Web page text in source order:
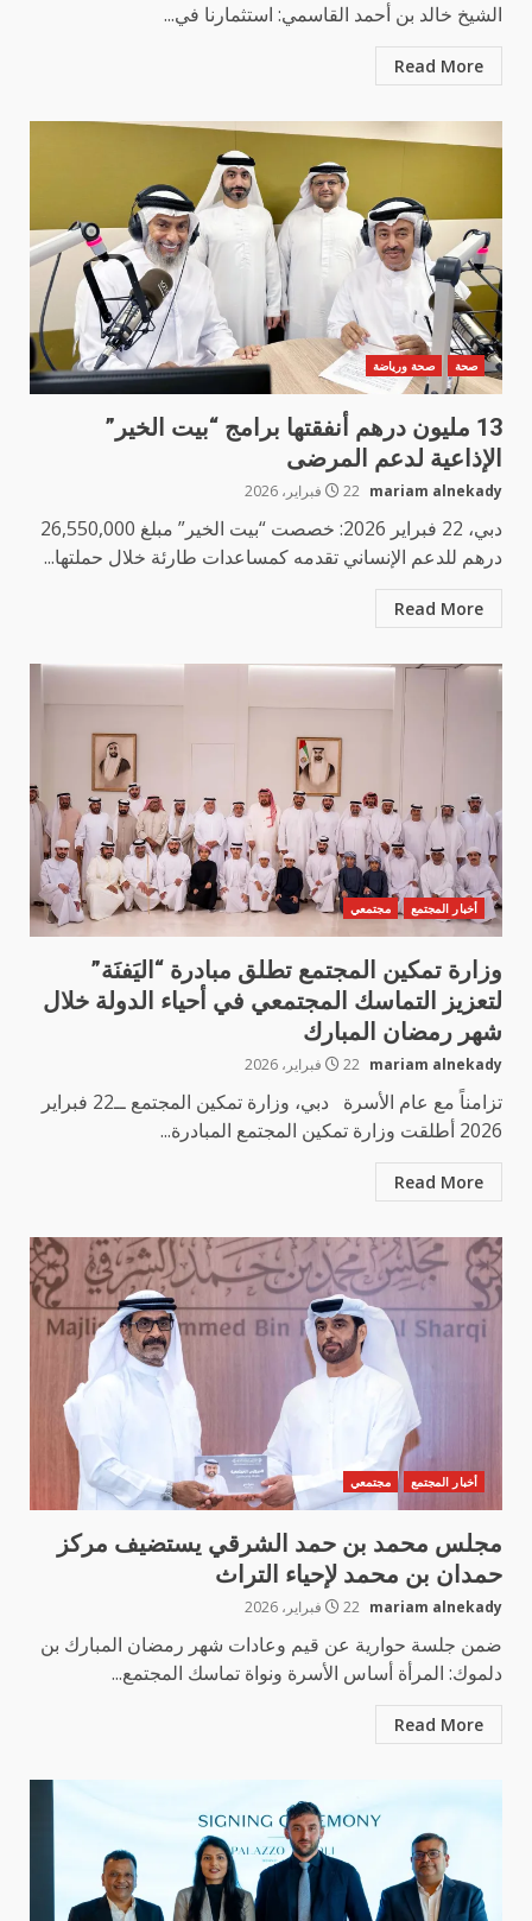
الشيخ خالد بن أحمد القاسمي: استثمارنا في...
Read More
صحة صحة ورياضة
13 مليون درهم أنفقتها برامج “بيت الخير”
الإذاعية لدعم المرضى
mariam alnekady 22 فبراير، 2026
دبي، 22 فبراير 2026: خصصت “بيت الخير” مبلغ 26,550,000
درهم للدعم الإنساني تقدمه كمساعدات طارئة خلال حملتها...
Read More
أخبار المجتمع مجتمعي
وزارة تمكين المجتمع تطلق مبادرة “اليَفنَة”
لتعزيز التماسك المجتمعي في أحياء الدولة خلال
شهر رمضان المبارك
mariam alnekady 22 فبراير، 2026
تزامناً مع عام الأسرة دبي، وزارة تمكين المجتمع ــ22 فبراير
2026 أطلقت وزارة تمكين المجتمع المبادرة...
Read More
أخبار المجتمع مجتمعي
مجلس محمد بن حمد الشرقي يستضيف مركز
حمدان بن محمد لإحياء التراث
mariam alnekady 22 فبراير، 2026
ضمن جلسة حوارية عن قيم وعادات شهر رمضان المبارك بن
دلموك: المرأة أساس الأسرة ونواة تماسك المجتمع...
Read More